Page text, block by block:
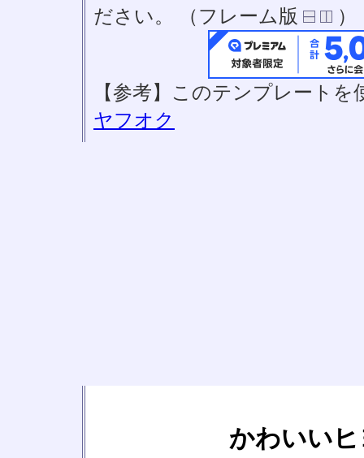
ださい。 （フレーム版
）
【参考】このテンプレート
ヤフオク
かわいい